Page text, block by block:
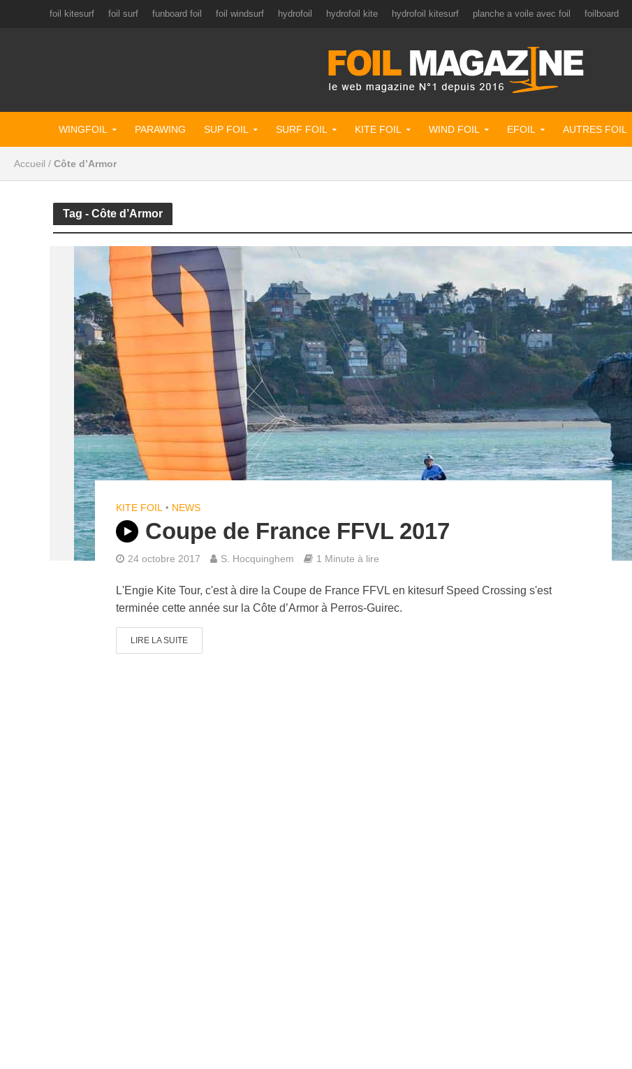
foil kitesurf foil surf funboard foil foil windsurf hydrofoil hydrofoil kite hydrofoil kitesurf planche a voile avec foil foilboard
WINGFOIL PARAWING SUP FOIL SURF FOIL KITE FOIL WIND FOIL EFOIL AUTRES FOIL
Accueil / Côte d’Armor
Tag - Côte d’Armor
KITE FOIL • NEWS
Coupe de France FFVL 2017
24 octobre 2017 S. Hocquinghem 1 Minute à lire
L'Engie Kite Tour, c'est à dire la Coupe de France FFVL en kitesurf Speed Crossing s'est
terminée cette année sur la Côte d’Armor à Perros-Guirec.
LIRE LA SUITE